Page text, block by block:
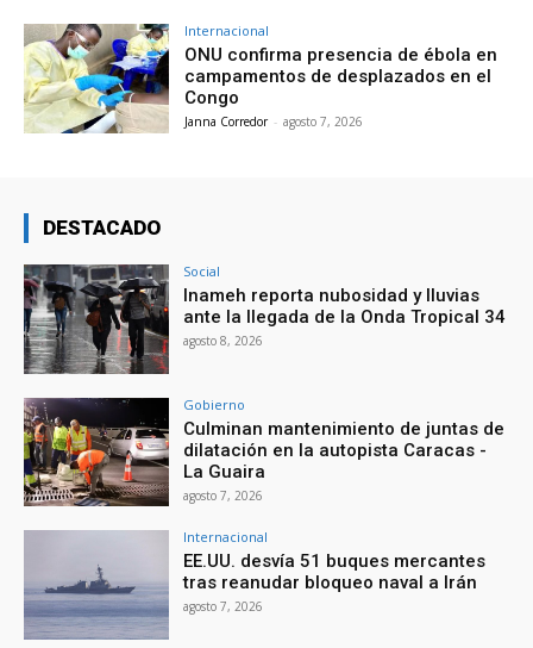
Internacional
ONU confirma presencia de ébola en
campamentos de desplazados en el
Congo
Janna Corredor - agosto 7, 2026
DESTACADO
Social
Inameh reporta nubosidad y lluvias
ante la llegada de la Onda Tropical 34
agosto 8, 2026
Gobierno
Culminan mantenimiento de juntas de
dilatación en la autopista Caracas -
La Guaira
agosto 7, 2026
Internacional
EE.UU. desvía 51 buques mercantes
tras reanudar bloqueo naval a Irán
agosto 7, 2026